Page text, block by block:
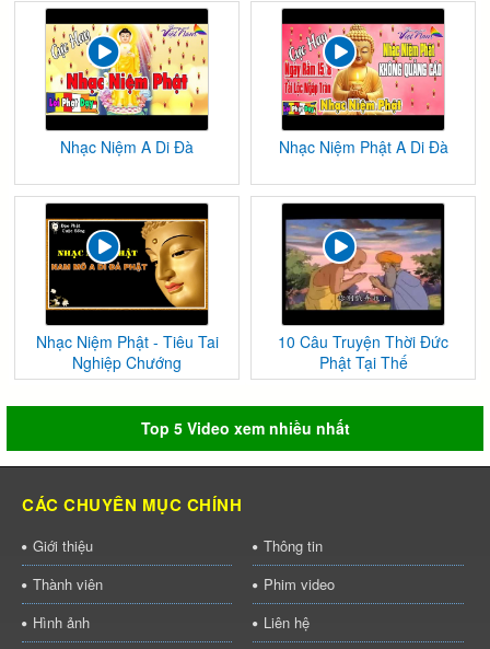
Nhạc Niệm A Di Đà Nhạc Niệm Phật A Di Đà
Nhạc Niệm Phật - Tiêu Tai
Nghiệp Chướng
10 Câu Truyện Thời Đức
Phật Tại Thế
Top 5 Video xem nhiều nhất
CÁC CHUYÊN MỤC CHÍNH
Giới thiệu
Thông tin
Thành viên
Phim video
Hình ảnh
Liên hệ